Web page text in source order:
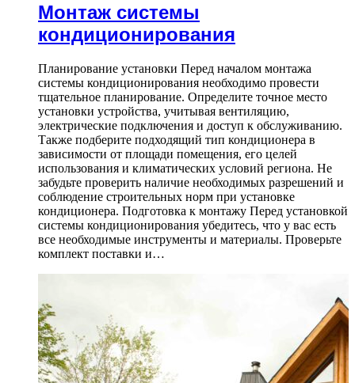
Монтаж системы
кондиционирования
Планирование установки Перед началом монтажа
системы кондиционирования необходимо провести
тщательное планирование. Определите точное место
установки устройства, учитывая вентиляцию,
электрические подключения и доступ к обслуживанию.
Также подберите подходящий тип кондиционера в
зависимости от площади помещения, его целей
использования и климатических условий региона. Не
забудьте проверить наличие необходимых разрешений и
соблюдение строительных норм при установке
кондиционера. Подготовка к монтажу Перед установкой
системы кондиционирования убедитесь, что у вас есть
все необходимые инструменты и материалы. Проверьте
комплект поставки и…